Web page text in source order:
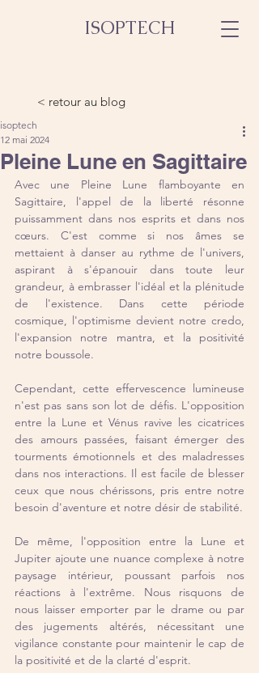
ISOPTECH
< retour au blog
Pleine Lune en Sagittaire
isoptech
12 mai 2024
Avec une Pleine Lune flamboyante en
Sagittaire, l'appel de la liberté résonne
puissamment dans nos esprits et dans nos
cœurs. C'est comme si nos âmes se
mettaient à danser au rythme de l'univers,
aspirant à s'épanouir dans toute leur
grandeur, à embrasser l'idéal et la plénitude
de l'existence. Dans cette période
cosmique, l'optimisme devient notre credo,
l'expansion notre mantra, et la positivité
notre boussole.
Cependant, cette effervescence lumineuse
n'est pas sans son lot de défis. L'opposition
entre la Lune et Vénus ravive les cicatrices
des amours passées, faisant émerger des
tourments émotionnels et des maladresses
dans nos interactions. Il est facile de blesser
ceux que nous chérissons, pris entre notre
besoin d'aventure et notre désir de stabilité.
De même, l'opposition entre la Lune et
Jupiter ajoute une nuance complexe à notre
paysage intérieur, poussant parfois nos
réactions à l'extrême. Nous risquons de
nous laisser emporter par le drame ou par
des jugements altérés, nécessitant une
vigilance constante pour maintenir le cap de
la positivité et de la clarté d'esprit.